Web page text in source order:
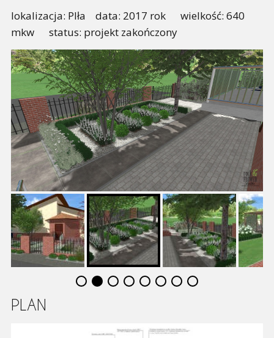
lokalizacja: PIła data: 2017 rok wielkość: 640
mkw status: projekt zakończony
PLAN